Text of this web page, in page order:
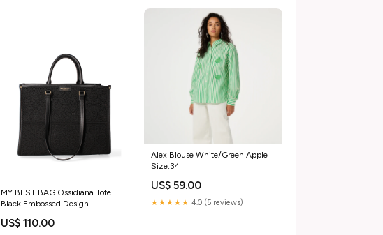
MY BEST BAG Ossidiana Tote
Black Embossed Design
US$ 110.00
Alex Blouse White/Green Apple
Size:34
US$ 59.00
★★★★★ 4.0 (5 reviews)